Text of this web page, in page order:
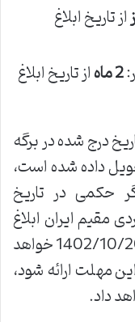
از تاریخ ابلاغ
2 ماه
از تاریخ ابلاغ
درج شده در برگه
داده شده است،
حکمی در تاریخ
فردی مقیم ایران ابلاغ
شود، مهلت واخواهی او تا پایان روز 1402/10/20 خواهد
مهلت ارائه شود،
داد.